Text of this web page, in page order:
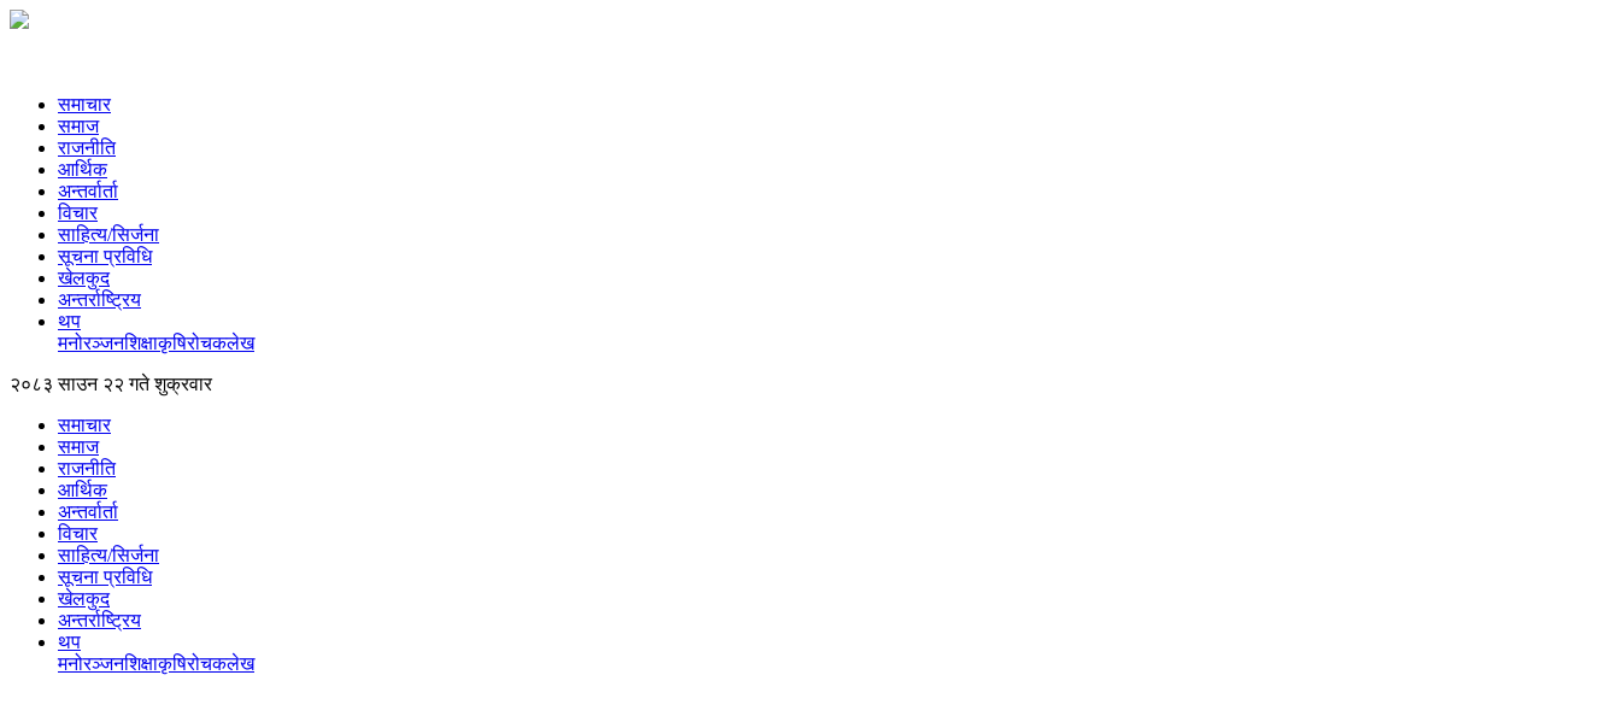
समाचार
समाज
राजनीति
आर्थिक
अन्तर्वार्ता
विचार
साहित्य/सिर्जना
सूचना प्रविधि
खेलकुद
अन्तर्राष्ट्रिय
थप
मनोरञ्‍जनशिक्षाकृषिरोचकलेख
२०८३ साउन २२ गते शुक्रवार
समाचार
समाज
राजनीति
आर्थिक
अन्तर्वार्ता
विचार
साहित्य/सिर्जना
सूचना प्रविधि
खेलकुद
अन्तर्राष्ट्रिय
थप
मनोरञ्‍जनशिक्षाकृषिरोचकलेख